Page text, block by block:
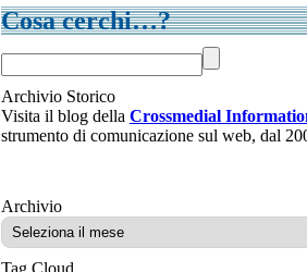
Cosa cerchi…?
Archivio Storico
Visita il blog della Crossmedial
strumento di comunicazione sul web, dal
ArchivioArchivio
Tag Cloud